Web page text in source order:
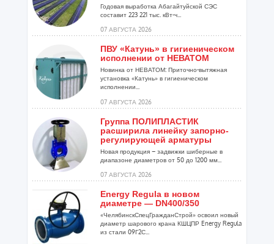
Годовая выработка Абагайтуйской СЭС
составит 223 221 тыс. кВт-ч...
07 АВГУСТА 2026
ПВУ «Катунь» в гигиеническом
исполнении от НЕВАТОМ
Новинка от НЕВАТОМ: Приточно-вытяжная
установка «Катунь» в гигиеническом
исполнении...
07 АВГУСТА 2026
Группа ПОЛИПЛАСТИК
расширила линейку запорно-
регулирующей арматуры
Новая продукция – задвижки шиберные в
диапазоне диаметров от 50 до 1200 мм...
07 АВГУСТА 2026
Energy Regula в новом
диаметре — DN400/350
«ЧелябинскСпецГражданСтрой» освоил новый
диаметр шарового крана КШЦПР Energy Regula
из стали 09Г2С...